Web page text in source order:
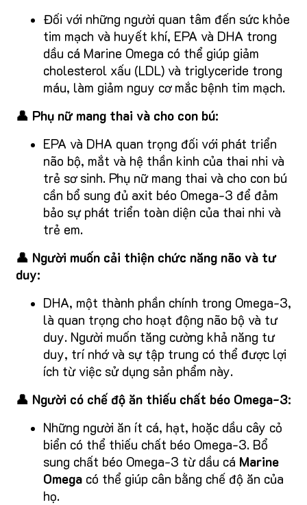
Đối với những người quan tâm đến sức khỏe
tim mạch và huyết khí, EPA và DHA trong
dầu cá Marine Omega có thể giúp giảm
cholesterol xấu (LDL) và triglyceride trong
máu, làm giảm nguy cơ mắc bệnh tim mạch.
👤 Phụ nữ mang thai và cho con bú:
EPA và DHA quan trọng đối với phát triển
não bộ, mắt và hệ thần kinh của thai nhi và
trẻ sơ sinh. Phụ nữ mang thai và cho con bú
cần bổ sung đủ axit béo Omega-3 để đảm
bảo sự phát triển toàn diện của thai nhi và
trẻ em.
👤 Người muốn cải thiện chức năng não và tư
duy:
DHA, một thành phần chính trong Omega-3,
là quan trọng cho hoạt động não bộ và tư
duy. Người muốn tăng cường khả năng tư
duy, trí nhớ và sự tập trung có thể được lợi
ích từ việc sử dụng sản phẩm này.
👤 Người có chế độ ăn thiếu chất béo Omega-3:
Những người ăn ít cá, hạt, hoặc dầu cây cỏ
biển có thể thiếu chất béo Omega-3. Bổ
sung chất béo Omega-3 từ dầu cá Marine
Omega có thể giúp cân bằng chế độ ăn của
họ.